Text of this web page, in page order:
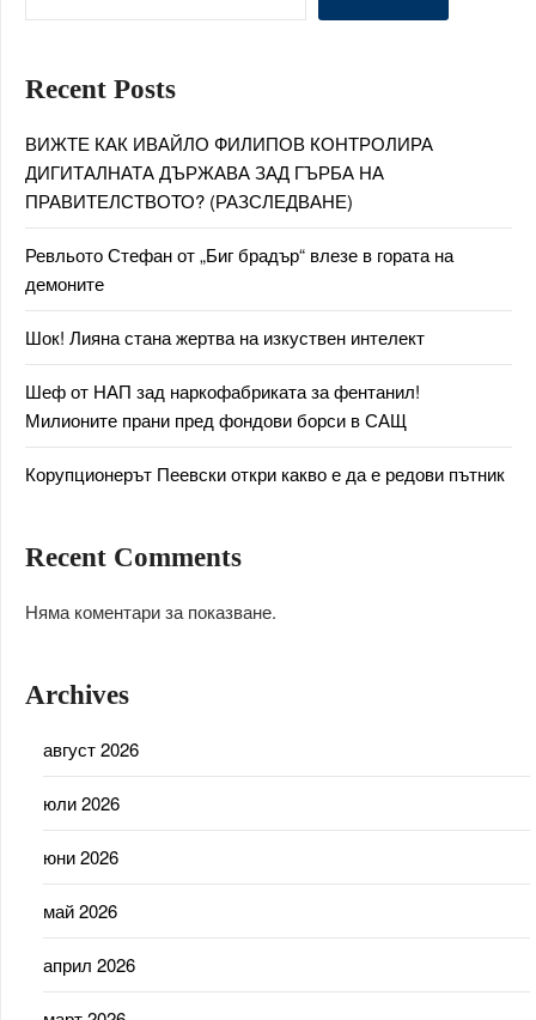
Recent Posts
ВИЖТЕ КАК ИВАЙЛО ФИЛИПОВ КОНТРОЛИРА
ДИГИТАЛНАТА ДЪРЖАВА ЗАД ГЪРБА НА
ПРАВИТЕЛСТВОТО? (РАЗСЛЕДВАНЕ)
Ревльото Стефан от „Биг брадър“ влезе в гората на
демоните
Шок! Лияна стана жертва на изкуствен интелект
Шеф от НАП зад наркофабриката за фентанил!
Милионите прани пред фондови борси в САЩ
Корупционерът Пеевски откри какво е да е редови пътник
Recent Comments
Няма коментари за показване.
Archives
август 2026
юли 2026
юни 2026
май 2026
април 2026